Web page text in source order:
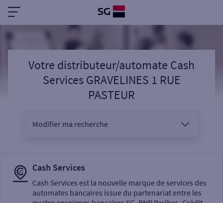
Votre distributeur/automate Cash
Services GRAVELINES 1 RUE
PASTEUR
Modifier ma recherche
Sélectionnez votre recherche
Cash Services
Cash Services est la nouvelle marque de services des
automates bancaires issue du partenariat entre les